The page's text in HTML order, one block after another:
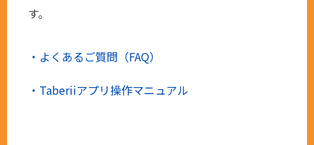
す。
よくあるご質問（FAQ）
Taberiiアプリ操作マニュアル